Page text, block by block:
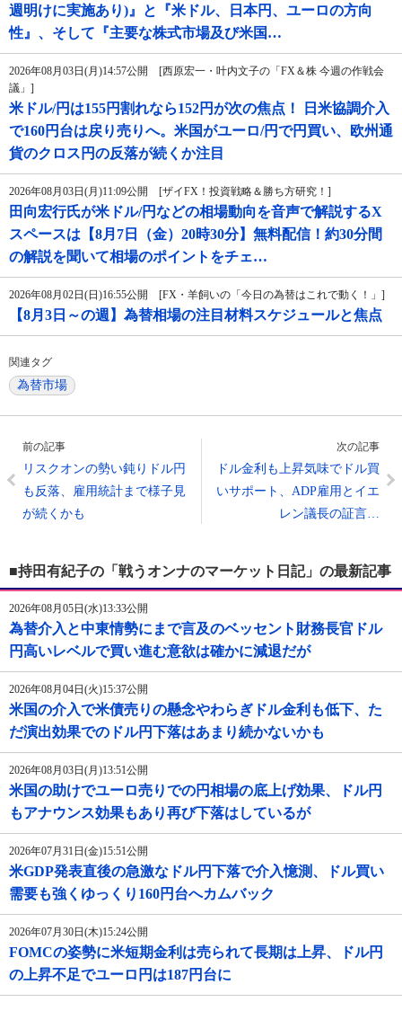
週明けに実施あり)』と『米ドル、日本円、ユーロの方向
性』、そして『主要な株式市場及び米国…
2026年08月03日(月)14:57公開 [西原宏一・叶内文子の「FX＆株 今週の作戦会
議」]
米ドル/円は155円割れなら152円が次の焦点！ 日米協調介入
で160円台は戻り売りへ。米国がユーロ/円で円買い、欧州通
貨のクロス円の反落が続くか注目
2026年08月03日(月)11:09公開 [ザイFX！投資戦略＆勝ち方研究！]
田向宏行氏が米ドル/円などの相場動向を音声で解説するX
スペースは【8月7日（金）20時30分】無料配信！約30分間
の解説を聞いて相場のポイントをチェ…
2026年08月02日(日)16:55公開 [FX・羊飼いの「今日の為替はこれで動く！」]
【8月3日～の週】為替相場の注目材料スケジュールと焦点
関連タグ
為替市場
前の記事
リスクオンの勢い鈍りドル円
も反落、雇用統計まで様子見
が続くかも
次の記事
ドル金利も上昇気味でドル買
いサポート、ADP雇用とイエ
レン議長の証言…
■持田有紀子の「戦うオンナのマーケット日記」の最新記事
2026年08月05日(水)13:33公開
為替介入と中東情勢にまで言及のベッセント財務長官ドル
円高いレベルで買い進む意欲は確かに減退だが
2026年08月04日(火)15:37公開
米国の介入で米債売りの懸念やわらぎドル金利も低下、た
だ演出効果でのドル円下落はあまり続かないかも
2026年08月03日(月)13:51公開
米国の助けでユーロ売りでの円相場の底上げ効果、ドル円
もアナウンス効果もあり再び下落はしているが
2026年07月31日(金)15:51公開
米GDP発表直後の急激なドル円下落で介入憶測、ドル買い
需要も強くゆっくり160円台へカムバック
2026年07月30日(木)15:24公開
FOMCの姿勢に米短期金利は売られて長期は上昇、ドル円
の上昇不足でユーロ円は187円台に